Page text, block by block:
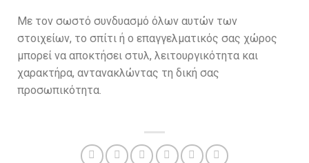
Με τον σωστό συνδυασμό όλων αυτών των
στοιχείων, το σπίτι ή ο επαγγελματικός σας χώρος
μπορεί να αποκτήσει στυλ, λειτουργικότητα και
χαρακτήρα, αντανακλώντας τη δική σας
προσωπικότητα.